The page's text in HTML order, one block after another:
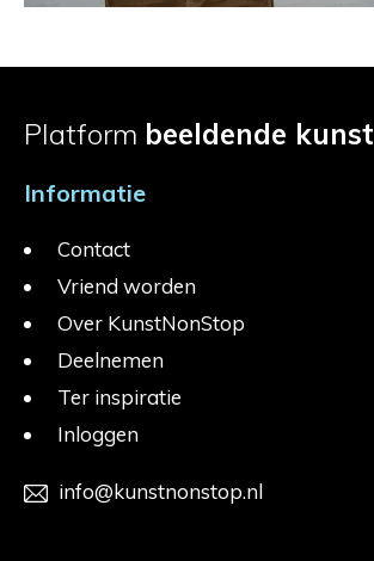
Platform beeldende kunst
Informatie
Contact
Vriend worden
Over KunstNonStop
Deelnemen
Ter inspiratie
Inloggen
info@kunstnonstop.nl